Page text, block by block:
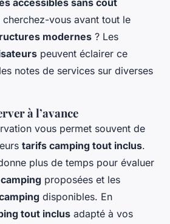
accessibles sans coût
cherchez-vous avant tout le
modernes ? Les
peuvent éclairer ce
notes de services sur diverses
à l’avance
vous permet souvent de
tarifs camping tout inclus.
plus de temps pour évaluer
proposées et les
disponibles. En
tout inclus adapté à vos